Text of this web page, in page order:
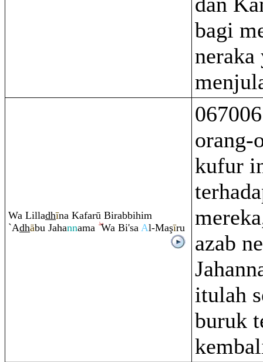
bagi
neraka
Wa Lilladhīna Kafarū Birabbihim
`Adhābu Jahannama Wa Bi'sa Al-Maşīru
orang-
kufur
azab
itulah
buruk